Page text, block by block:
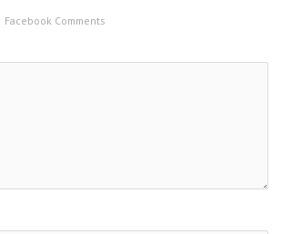
Facebook Comments